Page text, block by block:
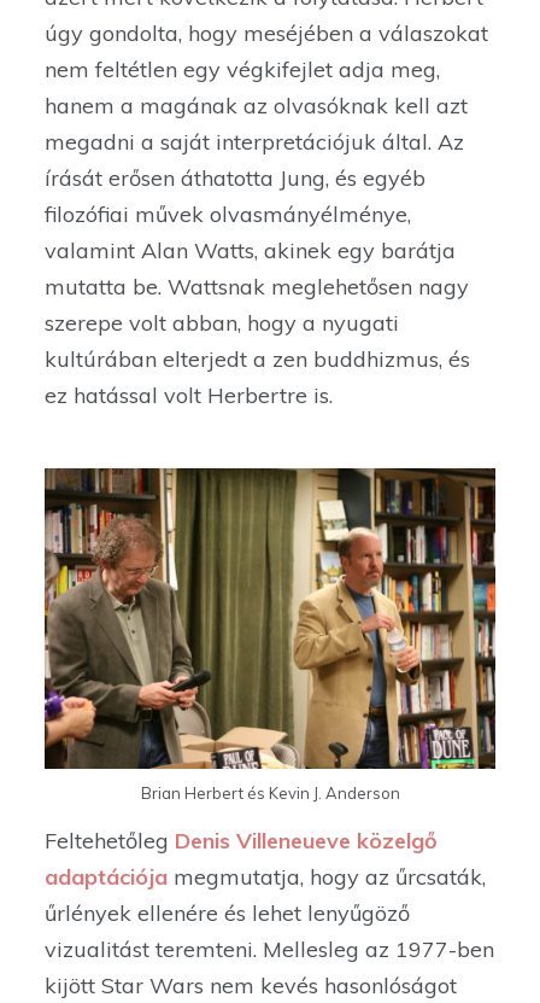
úgy gondolta, hogy meséjében a válaszokat
nem feltétlen egy végkifejlet adja meg,
hanem a magának az olvasóknak kell azt
megadni a saját interpretációjuk által. Az
írását erősen áthatotta Jung, és egyéb
filozófiai művek olvasmányélménye,
valamint Alan Watts, akinek egy barátja
mutatta be. Wattsnak meglehetősen nagy
szerepe volt abban, hogy a nyugati
kultúrában elterjedt a zen buddhizmus, és
ez hatással volt Herbertre is.
Brian Herbert és Kevin J. Anderson
Feltehetőleg Denis Villeneueve közelgő
adaptációja megmutatja, hogy az űrcsaták,
űrlények ellenére és lehet lenyűgöző
vizualitást teremteni. Mellesleg az 1977-ben
kijött Star Wars nem kevés hasonlóságot